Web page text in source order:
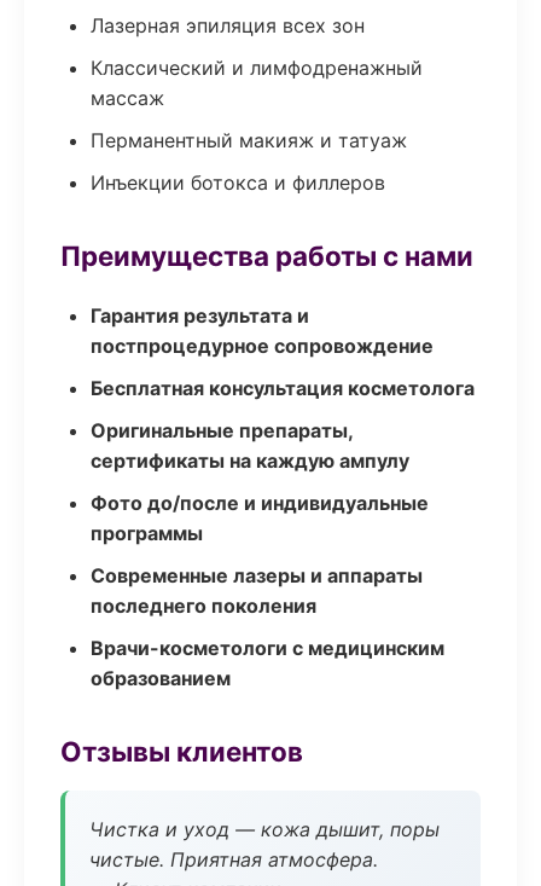
Лазерная эпиляция всех зон
Классический и лимфодренажный
массаж
Перманентный макияж и татуаж
Инъекции ботокса и филлеров
Преимущества работы с нами
Гарантия результата и
постпроцедурное сопровождение
Бесплатная консультация косметолога
Оригинальные препараты,
сертификаты на каждую ампулу
Фото до/после и индивидуальные
программы
Современные лазеры и аппараты
последнего поколения
Врачи-косметологи с медицинским
образованием
Отзывы клиентов
Чистка и уход — кожа дышит, поры
чистые. Приятная атмосфера.